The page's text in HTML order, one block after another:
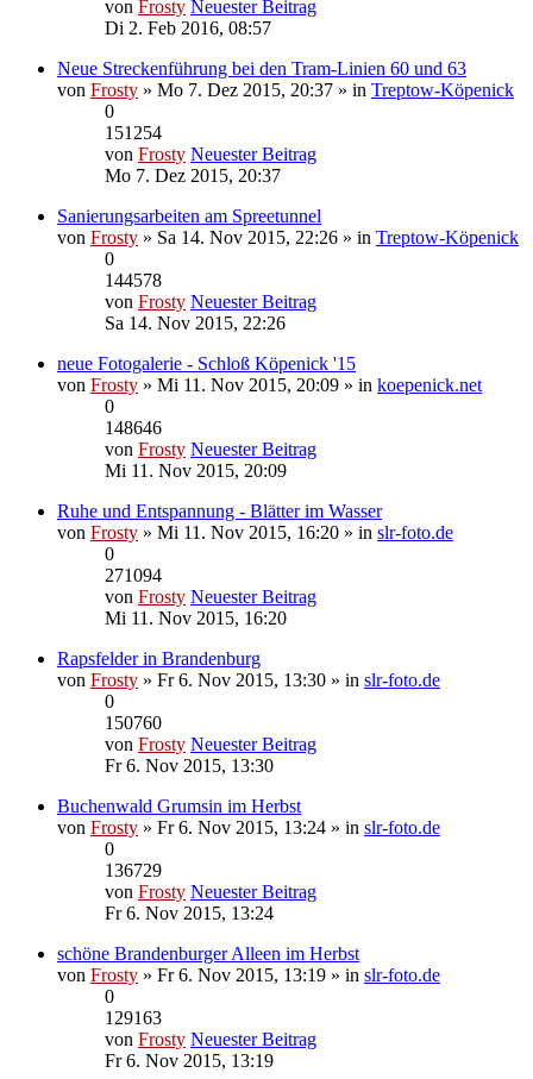
von Frosty Neuester Beitrag
Di 2. Feb 2016, 08:57
Neue Streckenführung bei den Tram-Linien 60 und 63
von Frosty » Mo 7. Dez 2015, 20:37 » in Treptow-Köpenick
0
151254
von Frosty Neuester Beitrag
Mo 7. Dez 2015, 20:37
Sanierungsarbeiten am Spreetunnel
von Frosty » Sa 14. Nov 2015, 22:26 » in Treptow-Köpenick
0
144578
von Frosty Neuester Beitrag
Sa 14. Nov 2015, 22:26
neue Fotogalerie - Schloß Köpenick '15
von Frosty » Mi 11. Nov 2015, 20:09 » in koepenick.net
0
148646
von Frosty Neuester Beitrag
Mi 11. Nov 2015, 20:09
Ruhe und Entspannung - Blätter im Wasser
von Frosty » Mi 11. Nov 2015, 16:20 » in slr-foto.de
0
271094
von Frosty Neuester Beitrag
Mi 11. Nov 2015, 16:20
Rapsfelder in Brandenburg
von Frosty » Fr 6. Nov 2015, 13:30 » in slr-foto.de
0
150760
von Frosty Neuester Beitrag
Fr 6. Nov 2015, 13:30
Buchenwald Grumsin im Herbst
von Frosty » Fr 6. Nov 2015, 13:24 » in slr-foto.de
0
136729
von Frosty Neuester Beitrag
Fr 6. Nov 2015, 13:24
schöne Brandenburger Alleen im Herbst
von Frosty » Fr 6. Nov 2015, 13:19 » in slr-foto.de
0
129163
von Frosty Neuester Beitrag
Fr 6. Nov 2015, 13:19